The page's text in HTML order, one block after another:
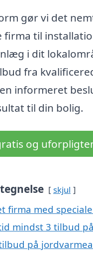
gør vi det
til
i dit
fra
informeret
til din bolig.
og
skjul
firma med
mindst 3 tilbud
på